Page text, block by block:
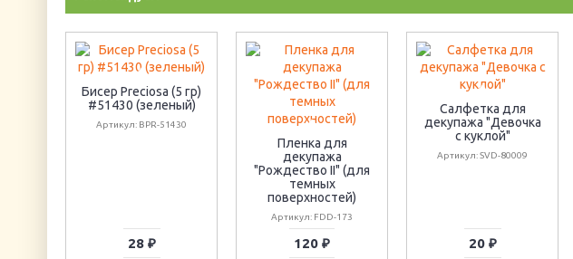
Бисер Preciosa (5 гр)
#51430 (зеленый)
Артикул: BPR-51430
28 ₽
Пленка для
декупажа
"Рождество II" (для
темных
поверхностей)
Артикул: FDD-173
120 ₽
Салфетка для
декупажа "Девочка
с куклой"
Артикул: SVD-80009
20 ₽